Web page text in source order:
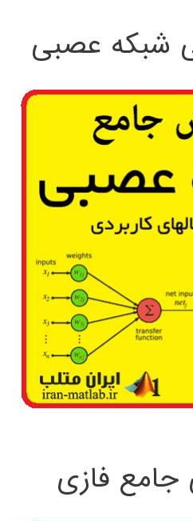
شبکه عصبی
جامع فازی